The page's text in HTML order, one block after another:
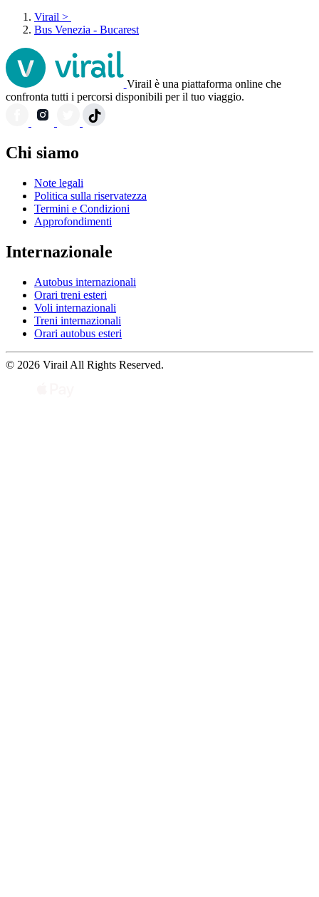
Virail >
Bus Venezia - Bucarest
Virail è una piattaforma online che
confronta tutti i percorsi disponibili per il tuo viaggio.
Chi siamo
Note legali
Politica sulla riservatezza
Termini e Condizioni
Approfondimenti
Internazionale
Autobus internazionali
Orari treni esteri
Voli internazionali
Treni internazionali
Orari autobus esteri
© 2026 Virail All Rights Reserved.